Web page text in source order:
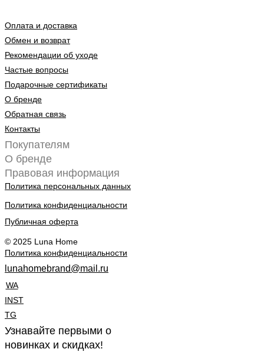
Оплата и доставка
Обмен и возврат
Рекомендации об уходе
Частые вопросы
Подарочные сертификаты
О бренде
Обратная связь
Контакты
Покупателям
О бренде
Правовая информация
Политика персональных данных
Политика конфиденциальности
Публичная оферта
© 2025 Luna Home
Политика конфиденциальности
lunahomebrand@mail.ru
WA
INST
TG
Узнавайте первыми о
новинках и скидках!